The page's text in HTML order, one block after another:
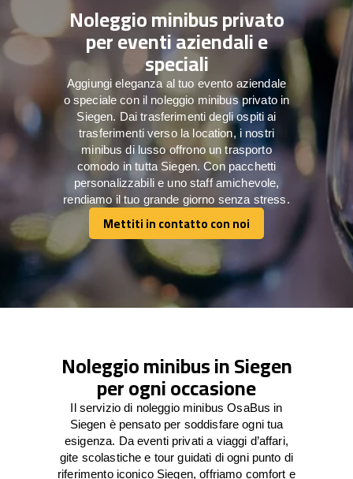
Noleggio minibus privato
per eventi aziendali e
speciali
Aggiungi eleganza al tuo evento aziendale
o speciale con il noleggio minibus privato in
Siegen. Dai trasferimenti degli ospiti ai
trasferimenti verso la location, i nostri
minibus di lusso offrono un trasporto
comodo in tutta Siegen. Con pacchetti
personalizzabili e uno staff amichevole,
rendiamo il tuo grande giorno senza stress.
Mettiti in contatto con noi
Mettiti in contatto con noi
Noleggio minibus in Siegen
per ogni occasione
Il servizio di noleggio minibus OsaBus in
Siegen è pensato per soddisfare ogni tua
esigenza. Da eventi privati a viaggi d’affari,
gite scolastiche e tour guidati di ogni punto di
riferimento iconico Siegen, offriamo comfort e